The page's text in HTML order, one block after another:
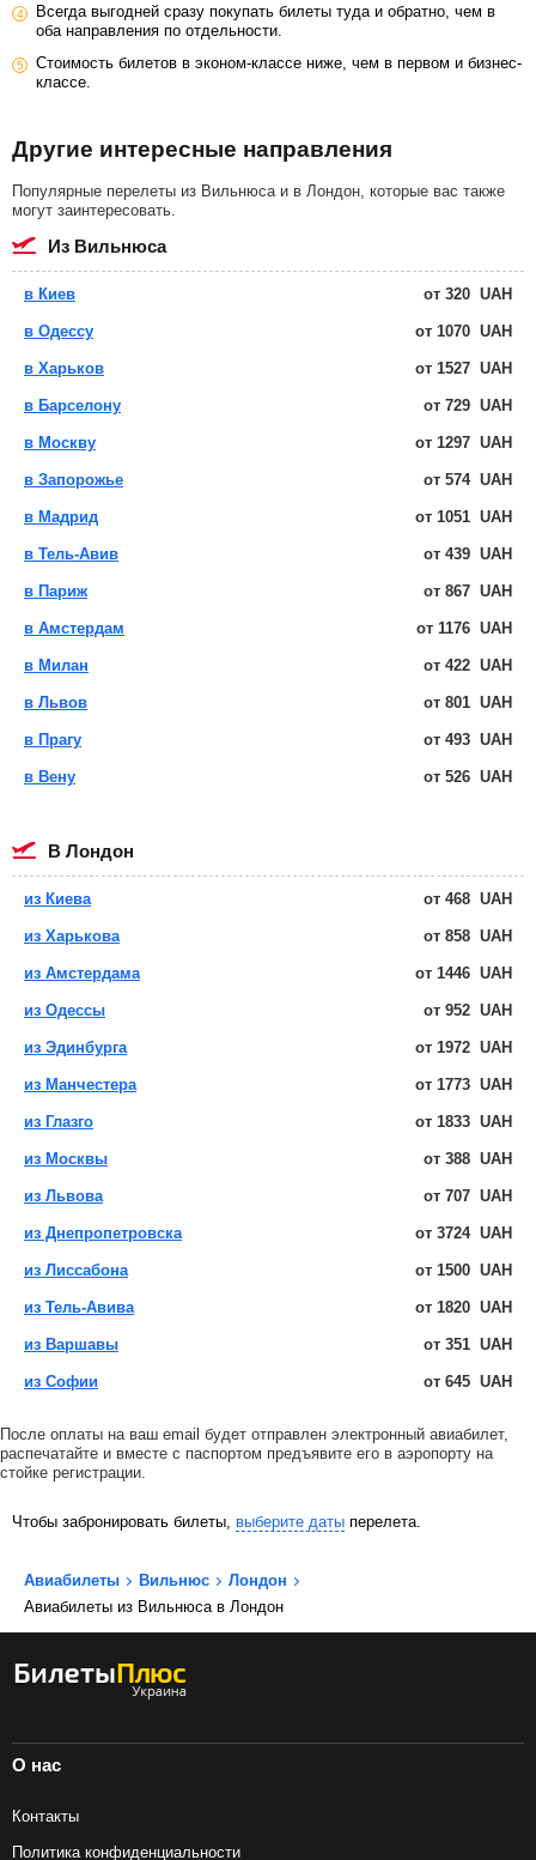
Всегда выгодней сразу покупать билеты туда и обратно, чем в
оба направления по отдельности.
Стоимость билетов в эконом-классе ниже, чем в первом и бизнес-
классе.
Другие интересные направления
Популярные перелеты из Вильнюса и в Лондон, которые вас также
могут заинтересовать.
из Вильнюса
в Киев от 320 UAH
в Одессу от 1070 UAH
в Харьков от 1527 UAH
в Барселону от 729 UAH
в Москву от 1297 UAH
в Запорожье от 574 UAH
в Мадрид от 1051 UAH
в Тель-Авив от 439 UAH
в Париж от 867 UAH
в Амстердам от 1176 UAH
в Милан от 422 UAH
в Львов от 801 UAH
в Прагу от 493 UAH
в Вену от 526 UAH
в Лондон
из Киева от 468 UAH
из Харькова от 858 UAH
из Амстердама от 1446 UAH
из Одессы от 952 UAH
из Эдинбурга от 1972 UAH
из Манчестера от 1773 UAH
из Глазго от 1833 UAH
из Москвы от 388 UAH
из Львова от 707 UAH
из Днепропетровска от 3724 UAH
из Лиссабона от 1500 UAH
из Тель-Авива от 1820 UAH
из Варшавы от 351 UAH
из Софии от 645 UAH
После оплаты на ваш email будет отправлен электронный авиабилет,
распечатайте и вместе с паспортом предъявите его в аэропорту на
стойке регистрации.
Чтобы забронировать билеты, выберите даты перелета.
Авиабилеты Вильнюс
Лондон
Авиабилеты из Вильнюса в Лондон
О нас
Контакты
Политика конфиденциальности